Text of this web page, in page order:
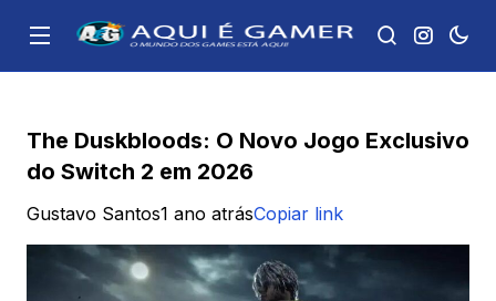
The Duskbloods: O Novo Jogo Exclusivo
do Switch 2 em 2026
Gustavo Santos1 ano atrásCopiar link